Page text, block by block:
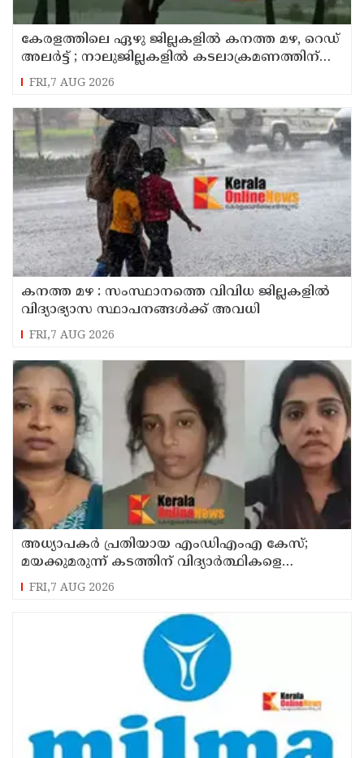
കേരളത്തിലെ ഏഴു ജില്ലകളിൽ കനത്ത മഴ, റെഡ്
അലർട്ട് ; നാലുജില്ലകളിൽ കടലാക്രമണത്തിന്
സാധ്യത
FRI,7 AUG 2026
കനത്ത മഴ : സംസ്ഥാനത്തെ വിവിധ ജില്ലകളിൽ
വിദ്യാഭ്യാസ സ്ഥാപനങ്ങൾക്ക് അവധി
FRI,7 AUG 2026
അധ്യാപകര്‍ പ്രതിയായ എംഡിഎംഎ കേസ്;
മയക്കുമരുന്ന് കടത്തിന് വിദ്യാര്‍ത്ഥികളെ
ഉപയോഗിച്ചോ എന്ന് സംശയം
FRI,7 AUG 2026